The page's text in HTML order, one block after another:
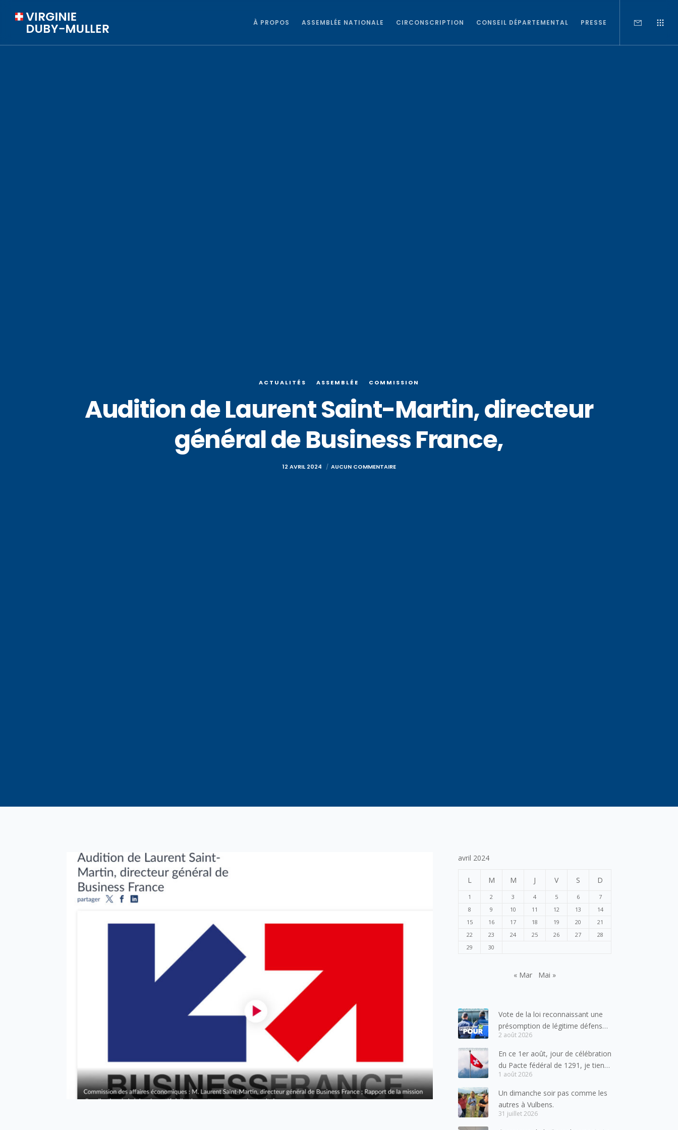
À PROPOS ASSEMBLÉE NATIONALE CIRCONSCRIPTION CONSEIL DÉPARTEMENTAL PRESSE
ACTUALITÉS ASSEMBLÉE COMMISSION
Audition de Laurent Saint-Martin, directeur
général de Business France,
12 AVRIL 2024 AUCUN COMMENTAIRE
avril 2024
L M M J V S D
1 2 3 4 5 6
7
8
9 10 11 12 13
14
15
16 17 18 19 20
21
22
23 24 25 26 27
28
29
30
« Mar Mai »
Vote de la loi reconnaissant une
présomption de légitime défense
pour les forces de l’ordre
2 août 2026
En ce 1er août, jour de célébration
du Pacte fédéral de 1291, je tiens
à adresser mes meilleures
salutations à nos voisins et amis
suisses, et plus particulièrement
aux habitants du bassin genevois
1 août 2026
Un dimanche soir pas comme les
autres à Vulbens.
31 juillet 2026